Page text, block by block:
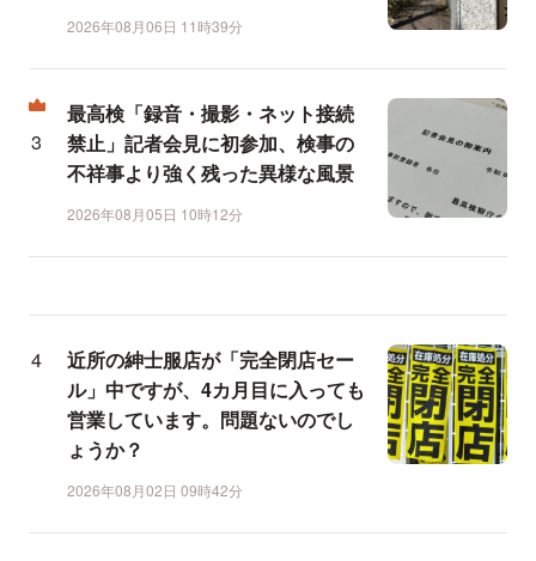
2026年08月06日 11時39分
最高検「録音・撮影・ネット接続
禁止」記者会見に初参加、検事の
不祥事より強く残った異様な風景
2026年08月05日 10時12分
近所の紳士服店が「完全閉店セー
ル」中ですが、4カ月目に入っても
営業しています。問題ないのでし
ょうか？
2026年08月02日 09時42分